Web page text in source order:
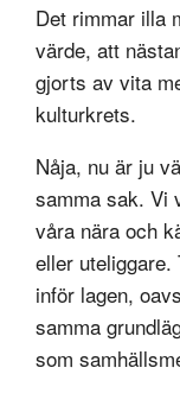
Det rimmar illa
värde, att
gjorts av vita
kulturkrets.
Nåja, nu är ju
samma sak. Vi
våra nära och
eller
inför lagen,
samma
som